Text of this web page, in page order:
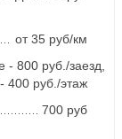
от 35 руб/км
- 800 руб./заезд,
400 руб./этаж
700 руб